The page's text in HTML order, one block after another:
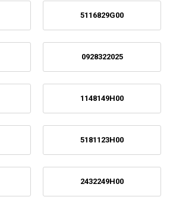
5116829G00
0928322025
1148149H00
5181123H00
2432249H00